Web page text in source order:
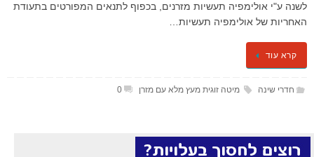
לשנה ע"י אולימפיה תעשיות מזרנים, בכפוף לתנאים המפורטים בתעודת
האחריות של אולימפיה תעשיות…
קרא עוד
חדרי שינה מיטה זוגית מעץ מלא עם מזרן 0